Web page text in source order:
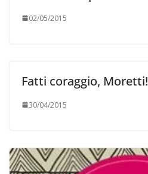
02/05/2015
Fatti coraggio, Moretti!
30/04/2015